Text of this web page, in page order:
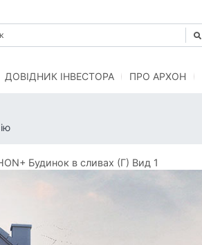
ДОВІДНИК ІНВЕСТОРА ПРО АРХОН
Будинок в сливах (Г) Вид 1